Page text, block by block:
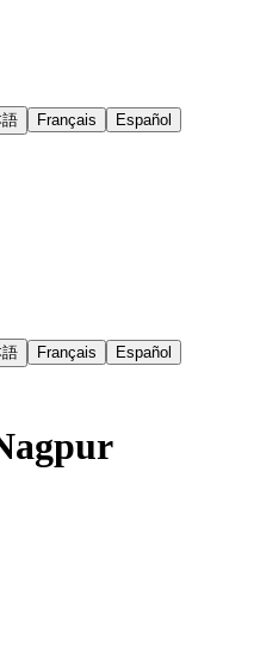
語 Français
Español
語 Français
Español